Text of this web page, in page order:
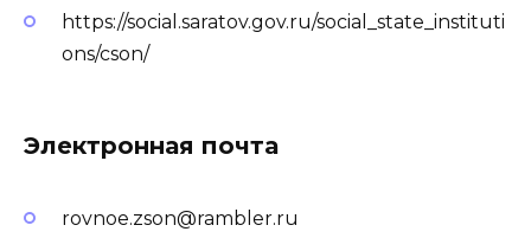
https://social.saratov.gov.ru/social_state_instituti
ons/cson/
Электронная почта
rovnoe.zson@rambler.ru